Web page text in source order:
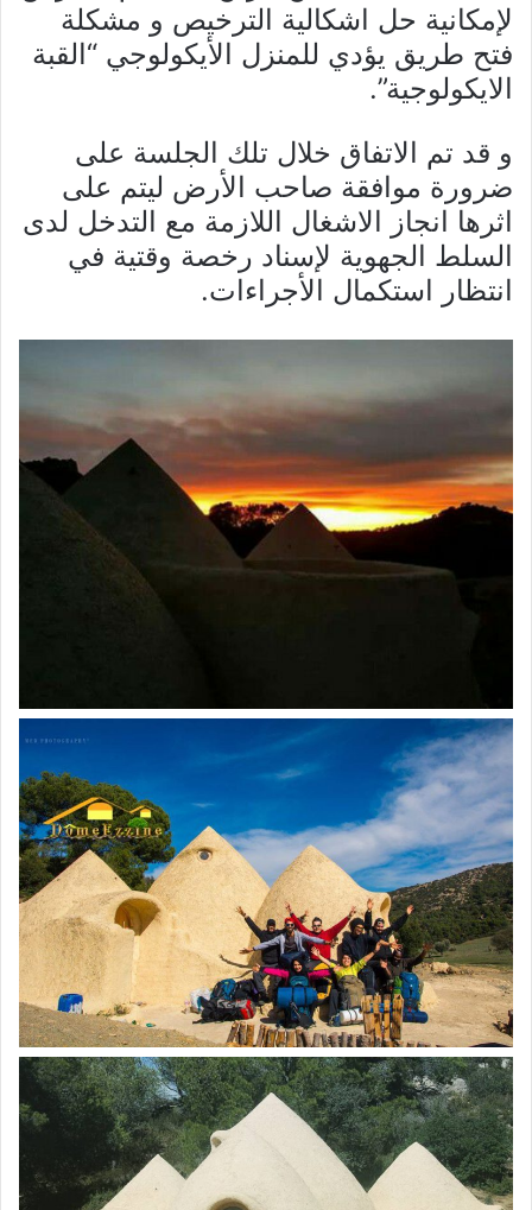
لإمكانية حل اشكالية الترخيص و مشكلة
فتح طريق يؤدي للمنزل الأيكولوجي “القبة
الايكولوجية”.
و قد تم الاتفاق خلال تلك الجلسة على
ضرورة موافقة صاحب الأرض ليتم على
اثرها انجاز الاشغال اللازمة مع التدخل لدى
السلط الجهوية لإسناد رخصة وقتية في
انتظار استكمال الأجراءات.